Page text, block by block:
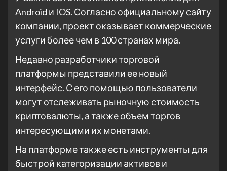
Android и IOS. Согласно официальному сайту
компании, проект оказывает коммерческие
услуги более чем в 100 странах мира.
Недавно разработчики торговой
платформы представили ее новый
интерфейс. С его помощью пользователи
могут отслеживать рыночную стоимость
криптовалюты, а также объем торгов
интересующими их монетами.
На платформе также есть инструменты для
быстрой категоризации активов и